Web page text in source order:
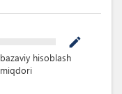
mode_edit
bazaviy hisoblash
miqdori